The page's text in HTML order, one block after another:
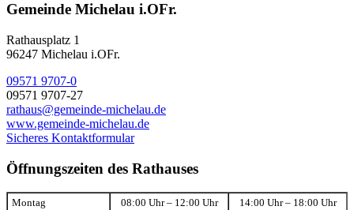
Gemeinde Michelau i.OFr.
Rathausplatz 1
96247 Michelau i.OFr.
09571 9707-0
09571 9707-27
rathaus@gemeinde-michelau.de
www.gemeinde-michelau.de
Sicheres Kontaktformular
Öffnungszeiten des Rathauses
Montag 08:00 Uhr – 12:00 Uhr 14:00 Uhr – 18:00 Uhr